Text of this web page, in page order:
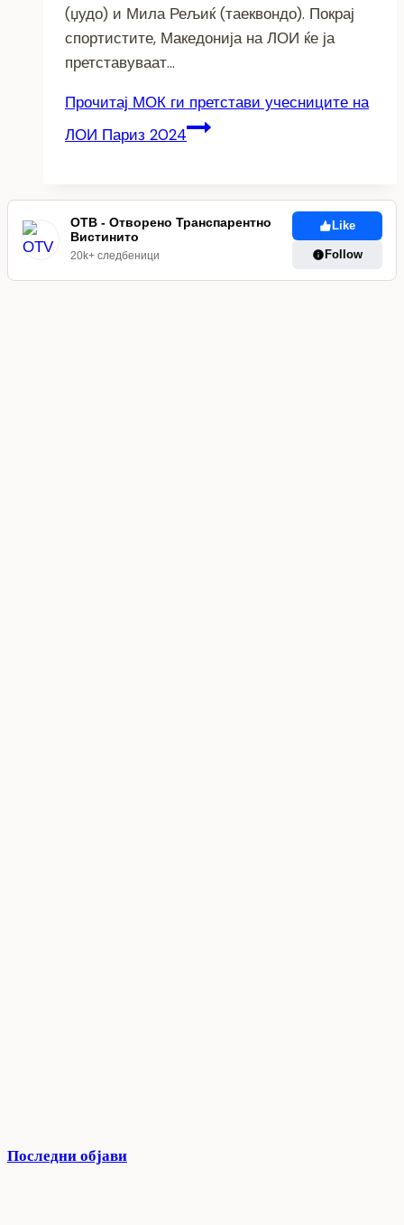
(џудо) и Мила Рељиќ (таеквондо). Покрај
спортистите, Македонија на ЛОИ ќе ја
претставуваат…
Прочитај МОК ги претстави учесниците на
ЛОИ Париз 2024
ОТВ - Отворено Транспарентно
Вистинито
20k+ следбеници
Like
Follow
Последни објави